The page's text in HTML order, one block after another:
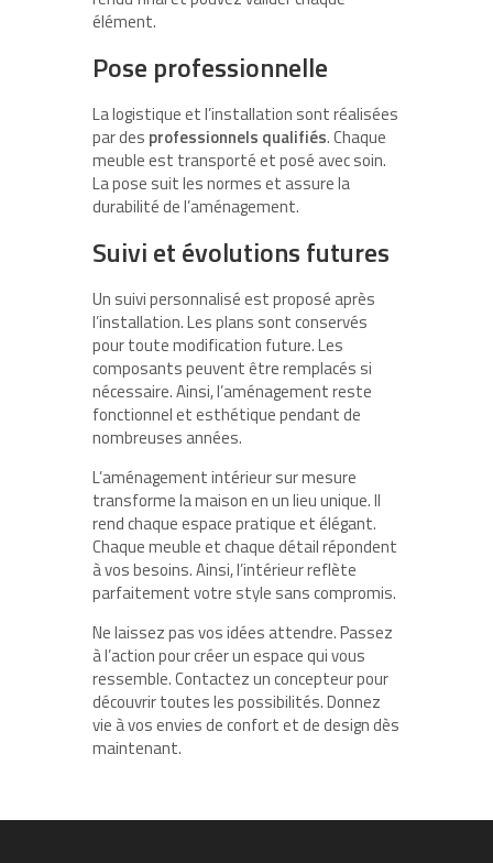
élément.
Pose professionnelle
La logistique et l’installation sont réalisées
par des professionnels qualifiés. Chaque
meuble est transporté et posé avec soin.
La pose suit les normes et assure la
durabilité de l’aménagement.
Suivi et évolutions futures
Un suivi personnalisé est proposé après
l’installation. Les plans sont conservés
pour toute modification future. Les
composants peuvent être remplacés si
nécessaire. Ainsi, l’aménagement reste
fonctionnel et esthétique pendant de
nombreuses années.
L’aménagement intérieur sur mesure
transforme la maison en un lieu unique. Il
rend chaque espace pratique et élégant.
Chaque meuble et chaque détail répondent
à vos besoins.Ainsi, l’intérieur reflète
parfaitement votre style sans compromis.
Ne laissez pas vos idées attendre. Passez
à l’action pour créer un espace qui vous
ressemble. Contactez un concepteur pour
découvrir toutes les possibilités. Donnez
vie à vos envies de confort et de design dès
maintenant.